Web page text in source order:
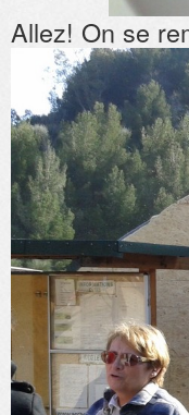
Allez! On se